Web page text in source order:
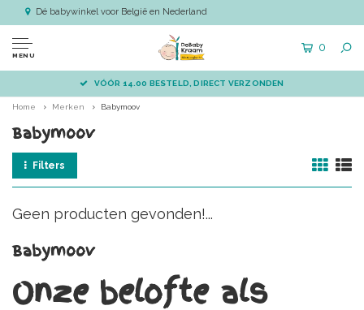
Dé babywinkel voor België en Nederland
MENU
0
VÓÓR 14.00 BESTELD, DIRECT VERZONDEN
Home Merken Babymoov
Babymoov
Filters
Geen producten gevonden!...
Babymoov
Onze belofte als